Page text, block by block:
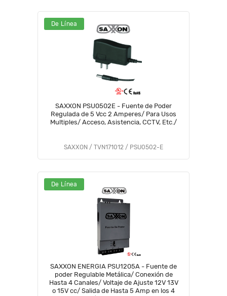
De Línea
SAXXON PSU0502E - Fuente de Poder
Regulada de 5 Vcc 2 Amperes/ Para Usos
Multiples/ Acceso, Asistencia, CCTV, Etc./
SAXXON / TVN171012 / PSU0502-E
De Línea
SAXXON ENERGIA PSU1205A - Fuente de
poder Regulable Metálica/ Conexión de
Hasta 4 Canales/ Voltaje de Ajuste 12V 13V
o 15V cc/ Salida de Hasta 5 Amp en los 4